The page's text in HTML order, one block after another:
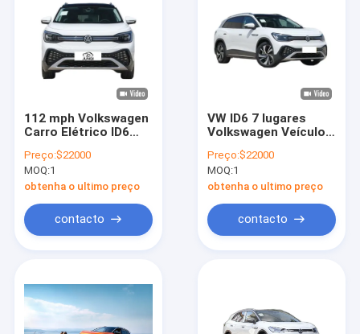
112 mph Volkswagen
Carro Elétrico ID6
Futuro do
Transporte
Preço:$22000
MOQ:1
obtenha o ultimo preço
contacto
VW ID6 7 lugares
Volkswagen Veículo
Crozz PRO Carros
Elétricos
Preço:$22000
MOQ:1
obtenha o ultimo preço
contacto